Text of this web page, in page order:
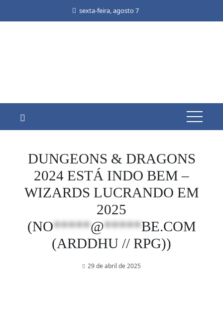
sexta-feira, agosto 7
DUNGEONS & DRAGONS
2024 ESTÁ INDO BEM –
WIZARDS LUCRANDO EM
2025
(NO*****@*****BE.COM
(ARDDHU // RPG))
29 de abril de 2025